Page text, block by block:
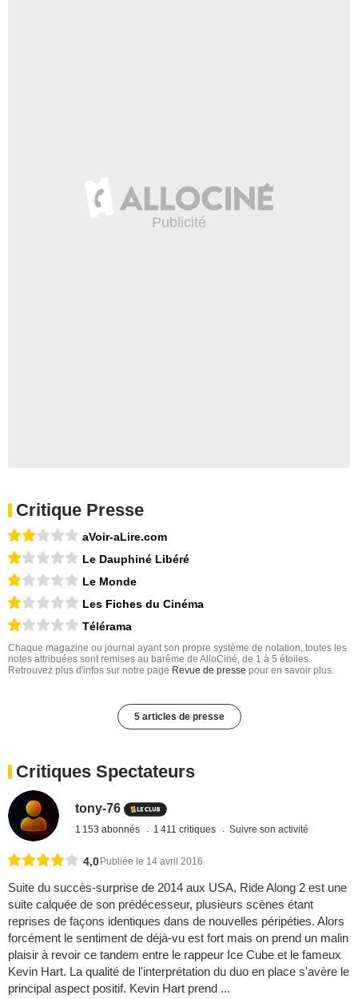
Critique Presse
aVoir-aLire.com
Le Dauphiné Libéré
Le Monde
Les Fiches du Cinéma
Télérama
Chaque magazine ou journal ayant son propre système de notation, toutes les
notes attribuées sont remises au barême de AlloCiné, de 1 à 5 étoiles.
Retrouvez plus d'infos sur notre page Revue de presse pour en savoir plus.
5 articles de presse
Critiques Spectateurs
tony-76
1 153 abonnés 1 411 critiques Suivre son activité
4,0 Publiée le 14 avril 2016
Suite du succès-surprise de 2014 aux USA, Ride Along 2 est une
suite calquée de son prédécesseur, plusieurs scènes étant
reprises de façons identiques dans de nouvelles péripéties. Alors
forcément le sentiment de déjà-vu est fort mais on prend un malin
plaisir à revoir ce tandem entre le rappeur Ice Cube et le fameux
Kevin Hart. La qualité de l'interprétation du duo en place s'avère le
principal aspect positif. Kevin Hart prend ...